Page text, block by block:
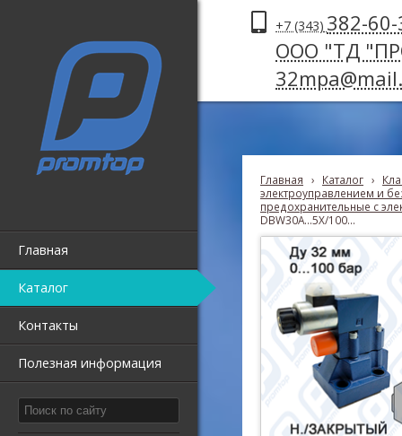
Главная
Каталог
Контакты
Полезная информация
+7 (343) 382-
ООО "ТД
Главная › Каталог ›
электроуправлением и
предохранительные с
DBW30A...5X/100...